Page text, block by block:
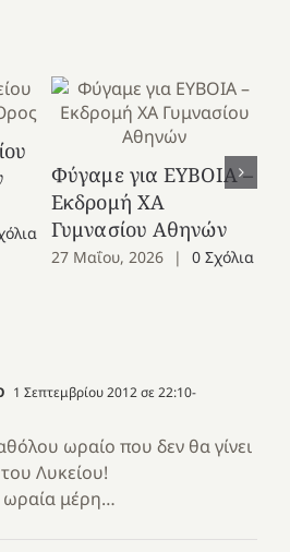
Φύγαμε για ΕΥΒΟΙΑ –
Εκδρομή ΧΑ
Γυμνασίου Αθηνών
27 Μαΐου, 2026 | 0 Σχόλια
1 Σεπτεμβρίου 2012 σε 22:10-
ωραίο που δεν θα γίνει
Λυκείου!
μέρη…